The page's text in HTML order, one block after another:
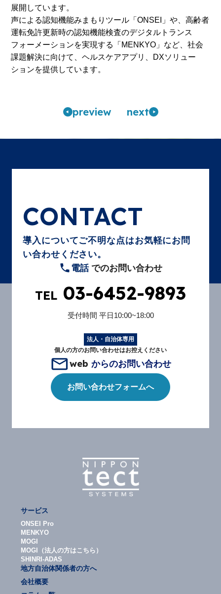
展開しています。
声による認知機能みまもりツール「ONSEI」や、高齢者
運転免許更新時の認知機能検査のデジタルトランス
フォーメーションを実現する「MENKYO」など、社会
課題解決に向けて、ヘルスケアアプリ、DXソリュー
ションを提供しています。
preview next
CONTACT
導入についてご不明な点はお気軽にお問
い合わせください。
電話でのお問い合わせ
TEL 03-6452-9893
受付時間 平日10:00~18:00
法人・自治体専用
個人の方のお問い合わせはお控えください
web からのお問い合わせ
お問い合わせフォームへ
サービス
ONSEI Pro
MENKYO
MOGI
MOGI（法人の方はこちら）
SHINRI-ADAS
地方自治体関係者の方へ
会社概要